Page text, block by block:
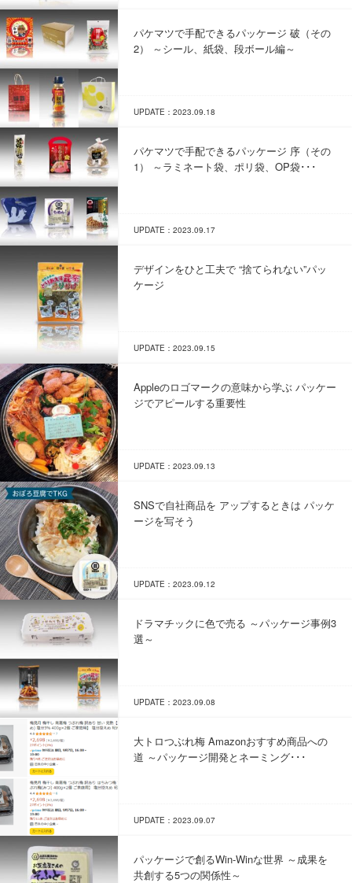
パケマツで手配できるパッケージ 破（その
2） ～シール、紙袋、段ボール編～
UPDATE：2023.09.18
パケマツで手配できるパッケージ 序（その
1） ～ラミネート袋、ポリ袋、OP袋･･･
UPDATE：2023.09.17
デザインをひと工夫で “捨てられない”パッ
ケージ
UPDATE：2023.09.15
Appleのロゴマークの意味から学ぶ パッケー
ジでアピールする重要性
UPDATE：2023.09.13
SNSで自社商品を アップするときは パッケ
ージを写そう
UPDATE：2023.09.12
ドラマチックに色で売る ～パッケージ事例3
選～
UPDATE：2023.09.08
大トロつぶれ梅 Amazonおすすめ商品への
道 ～パッケージ開発とネーミング･･･
UPDATE：2023.09.07
パッケージで創るWin-Winな世界 ～成果を
共創する5つの関係性～